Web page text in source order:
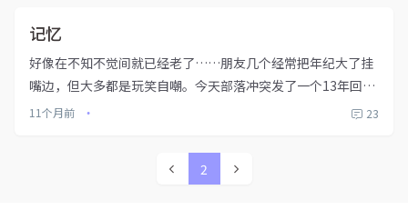
记忆
好像在不知不觉间就已经老了……朋友几个经常把年纪大了挂
嘴边，但大多都是玩笑自嘲。今天部落冲突发了一个13年回
忆，记录从账号创建到现如今的常用兵种、打法、升级历程之
11个月前 • 23
2